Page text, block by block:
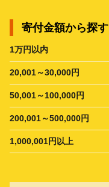
寄付金額から探す
1万円以内
20,001～30,000円
50,001～100,000円
200,001～500,000円
1,000,001円以上